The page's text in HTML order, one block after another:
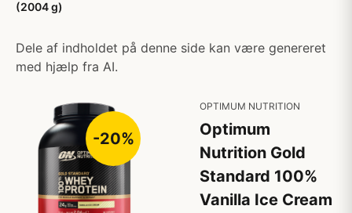
(2004 g)
Dele af indholdet på denne side kan være genereret
med hjælp fra AI.
-20%
OPTIMUM NUTRITION
Optimum
Nutrition Gold
Standard 100%
Vanilla Ice Cream